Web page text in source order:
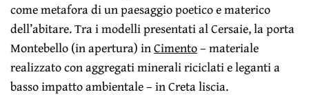
come metafora di un paesaggio poetico e materico
dell’abitare. Tra i modelli presentati al Cersaie, la porta
Montebello (in apertura) inCimento– materiale
realizzato con aggregati minerali riciclati e leganti a
basso impatto ambientale – in Creta liscia.